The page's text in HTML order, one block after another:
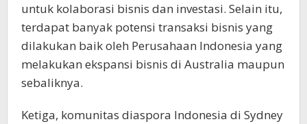
untuk kolaborasi bisnis dan investasi. Selain itu,
terdapat banyak potensi transaksi bisnis yang
dilakukan baik oleh Perusahaan Indonesia yang
melakukan ekspansi bisnis di Australia maupun
sebaliknya.
Ketiga, komunitas diaspora Indonesia di Sydney